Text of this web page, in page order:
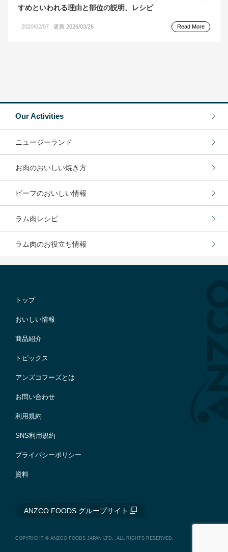
すめといわれる理由と部位の説明、レシピ
2020/02/07 更新 2026/03/26 Read More
Our Activities
ニュージーランド
お肉のおいしい焼き方
ビーフのおいしい情報
ラム肉レシピ
ラム肉のお役立ち情報
トップ
おいしい情報
商品紹介
トピックス
アンズコフーズとは
お問い合わせ
利用規約
SNS利用規約
プライバシーポリシー
資料
ANZCO FOODS グループサイト
COPYRIGHT © ANZCO FOODS JAPAN LTD., ALL RIGHTS RESERVED.